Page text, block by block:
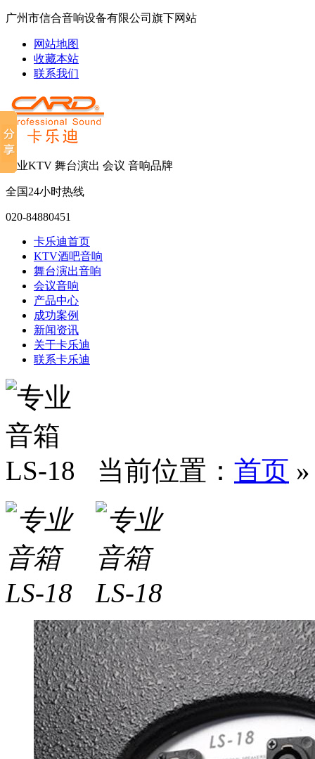
广州市信合音响设备有限公司旗下网站
网站地图
收藏本站
联系我们
专业KTV 舞台演出 会议 音响品牌
全国24小时热线
020-84880451
卡乐迪首页
KTV酒吧音响
舞台演出音响
会议音响
产品中心
成功案例
新闻资讯
关于卡乐迪
联系卡乐迪
当前位置： 首页